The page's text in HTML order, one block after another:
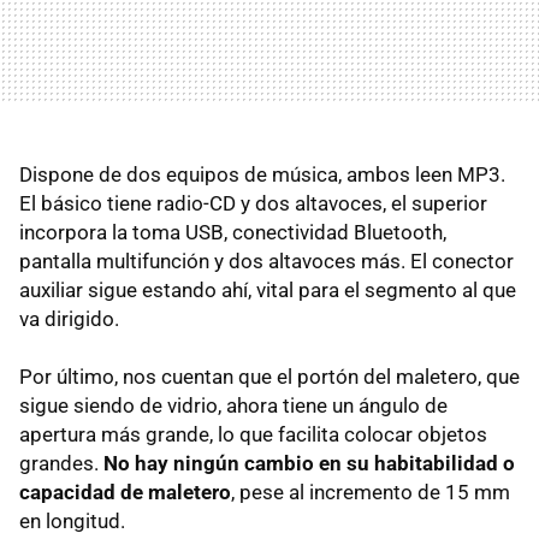
Dispone de dos equipos de música, ambos leen MP3.
El básico tiene radio-CD y dos altavoces, el superior
incorpora la toma USB, conectividad Bluetooth,
pantalla multifunción y dos altavoces más. El conector
auxiliar sigue estando ahí, vital para el segmento al que
va dirigido.
Por último, nos cuentan que el portón del maletero, que
sigue siendo de vidrio, ahora tiene un ángulo de
apertura más grande, lo que facilita colocar objetos
grandes. No hay ningún cambio en su habitabilidad o
capacidad de maletero, pese al incremento de 15 mm
en longitud.